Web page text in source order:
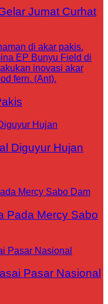
Jumat Curhat
Diguyur Hujan
Pada Mercy Sabo
Pasar Nasional